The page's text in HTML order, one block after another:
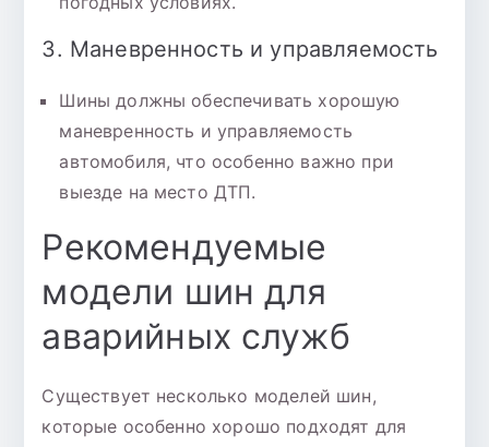
3. Маневренность и управляемость
Шины должны обеспечивать хорошую
маневренность и управляемость
автомобиля, что особенно важно при
выезде на место ДТП.
Рекомендуемые
модели шин для
аварийных служб
Существует несколько моделей шин,
которые особенно хорошо подходят для